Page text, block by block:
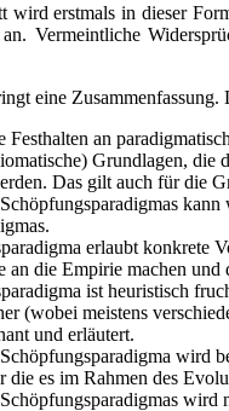
wird erstmals in dieser
Vermeintliche
eine
Festhalten an
Grundlagen, die
Das gilt auch für die
erlaubt konkrete
an die Empirie machen und
ist heuristisch
(wobei meistens
und erläutert.
wird
die es im Rahmen des